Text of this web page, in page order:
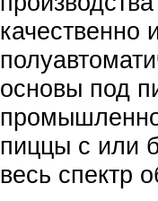
качественно
основы под
пиццы с или
весь спектр